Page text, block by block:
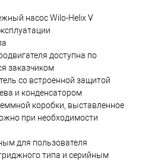
насос Wilo-Helix V
доступна по
заказчиком
со встроенной защитой
и конденсатором
коробки, выставленное
при необходимости
для пользователя
типа и серийным